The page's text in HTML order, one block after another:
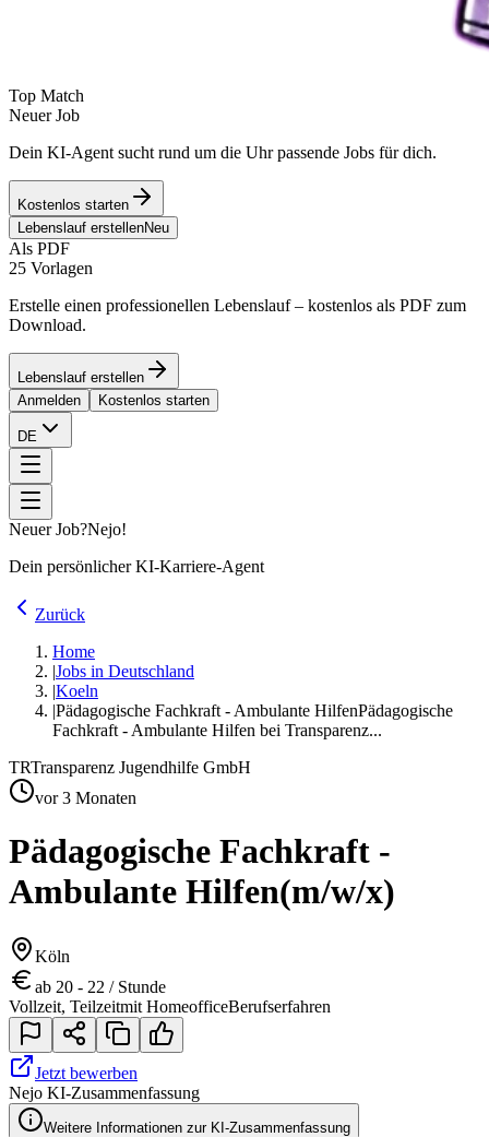
Top Match
Neuer Job
Dein KI-Agent sucht rund um die Uhr passende Jobs für dich.
Kostenlos starten
Lebenslauf erstellenNeu
Als PDF
25 Vorlagen
Erstelle einen professionellen Lebenslauf – kostenlos als PDF zum
Download.
Lebenslauf erstellen
Anmelden
Kostenlos starten
DE
Neuer Job?Nejo!
Dein persönlicher KI-Karriere-Agent
Zurück
Home
|Jobs in Deutschland
|Koeln
|Pädagogische Fachkraft - Ambulante HilfenPädagogische
Fachkraft - Ambulante Hilfen bei Transparenz...
TRTransparenz Jugendhilfe GmbH
vor 3 Monaten
Pädagogische Fachkraft -
Ambulante Hilfen(m/w/x)
Köln
ab 20 - 22 / Stunde
Vollzeit, Teilzeitmit HomeofficeBerufserfahren
Jetzt bewerben
Nejo KI-Zusammenfassung
Weitere Informationen zur KI-Zusammenfassung